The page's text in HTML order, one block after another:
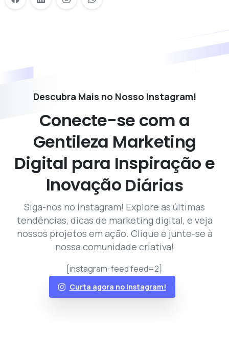
Descubra Mais no Nosso Instagram!
Conecte-se com a
Gentileza Marketing
Digital para Inspiração e
Inovação Diárias
Siga-nos no Instagram! Explore as últimas
tendências, dicas de marketing digital, e veja
nossos projetos em ação. Clique e junte-se à
nossa comunidade criativa!
[instagram-feed feed=2]
Curta agora no Instagram!